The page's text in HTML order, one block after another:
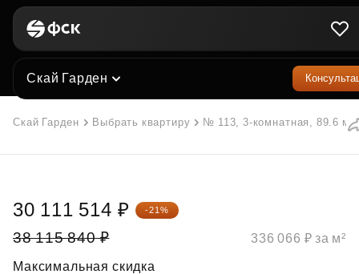
Скай Гарден
Скай Гарден Выбрать квартиру № 113, 3-комнатная, 89.6 м²
38 115 840 ₽
30 111 514 ₽ -21%
Максимальная скидка
336 066 ₽ за м²